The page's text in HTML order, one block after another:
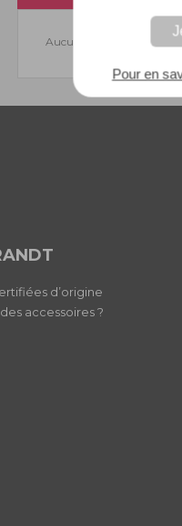
Pour en
Aucune description.
d’origine
accessoires ?